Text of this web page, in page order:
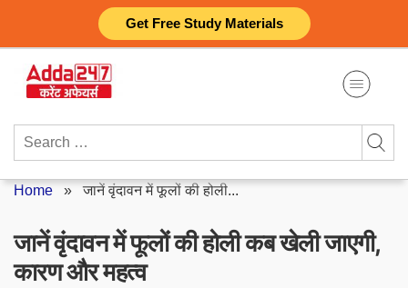
Get Free Study Materials
content
Search
Home »जानें वृंदावन में फूलों की होली...
जानें वृंदावन में फूलों की होली कब खेली जाएगी,
कारण और महत्व